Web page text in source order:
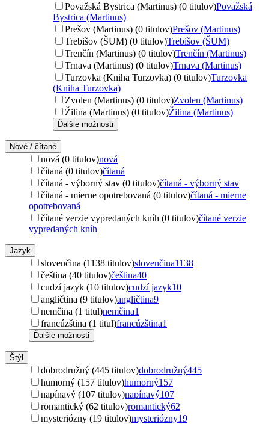
Považská Bystrica (Martinus) (0 titulov)Považská
Bystrica (Martinus)
Prešov (Martinus) (0 titulov)Prešov (Martinus)
Trebišov (ŠUM) (0 titulov)Trebišov (ŠUM)
Trenčín (Martinus) (0 titulov)Trenčín (Martinus)
Trnava (Martinus) (0 titulov)Trnava (Martinus)
Turzovka (Kniha Turzovka) (0 titulov)Turzovka
(Kniha Turzovka)
Zvolen (Martinus) (0 titulov)Zvolen (Martinus)
Žilina (Martinus) (0 titulov)Žilina (Martinus)
Ďalšie možnosti
Nové / čítané
nová (0 titulov)nová
čítaná (0 titulov)čítaná
čítaná - výborný stav (0 titulov)čítaná - výborný stav
čítaná - mierne opotrebovaná (0 titulov)čítaná - mierne
opotrebovaná
čítané verzie vypredaných kníh (0 titulov)čítané verzie
vypredaných kníh
Jazyk
slovenčina (1138 titulov)slovenčina1138
čeština (40 titulov)čeština40
cudzí jazyk (10 titulov)cudzí jazyk10
angličtina (9 titulov)angličtina9
nemčina (1 titul)nemčina1
francúzština (1 titul)francúzština1
Ďalšie možnosti
Štýl
dobrodružný (445 titulov)dobrodružný445
humorný (157 titulov)humorný157
napínavý (107 titulov)napínavý107
romantický (62 titulov)romantický62
mysteriózny (19 titulov)mysteriózny19